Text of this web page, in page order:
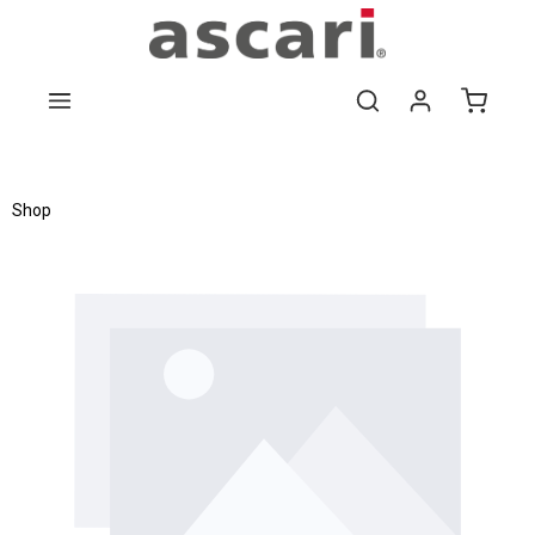
Zum Hauptinhalt springen
Shop